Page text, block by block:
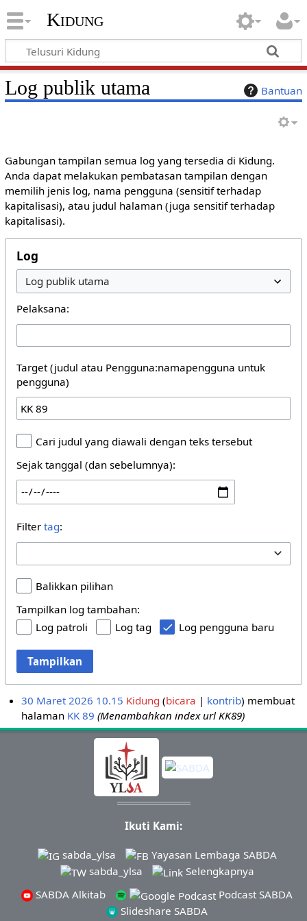
Kidung
Bantuan
Log publik utama
Gabungan tampilan semua log yang tersedia di Kidung.
Anda dapat melakukan pembatasan tampilan dengan
memilih jenis log, nama pengguna (sensitif terhadap
kapitalisasi), atau judul halaman (juga sensitif terhadap
kapitalisasi).
Log
Pelaksana:
Target (judul atau Pengguna:namapengguna untuk
pengguna)
Cari judul yang diawali dengan teks tersebut
Sejak tanggal (dan sebelumnya):
Filter tag:
Balikkan pilihan
Tampilkan log tambahan:
Log patroli
Log tag Log pengguna baru
Tampilkan
30 Maret 2026 10.15 Kidung bicara kontrib membuat
halaman KK 89 (Menambahkan index url KK89)
Ikuti Kami:
sabda_ylsa
Yayasan Lembaga SABDA
sabda_ylsa
Selengkapnya
SABDA Alkitab
Podcast SABDA
Slideshare SABDA